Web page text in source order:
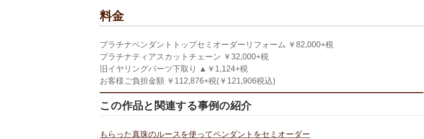
料金
プラチナペンダントトップセミオーダーリフォーム ￥82,000+税
プラチナティアスカットチェーン ￥32,000+税
旧イヤリングパーツ下取り ▲￥1,124+税
お客様ご負担金額 ￥112,876+税(￥121,906税込)
この作品と関連する事例の紹介
もらった真珠のルースを使ってペンダントをセミオーダー